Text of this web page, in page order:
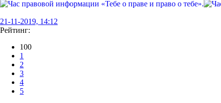
21-11-2019, 14:12
Рейтинг:
100
1
2
3
4
5